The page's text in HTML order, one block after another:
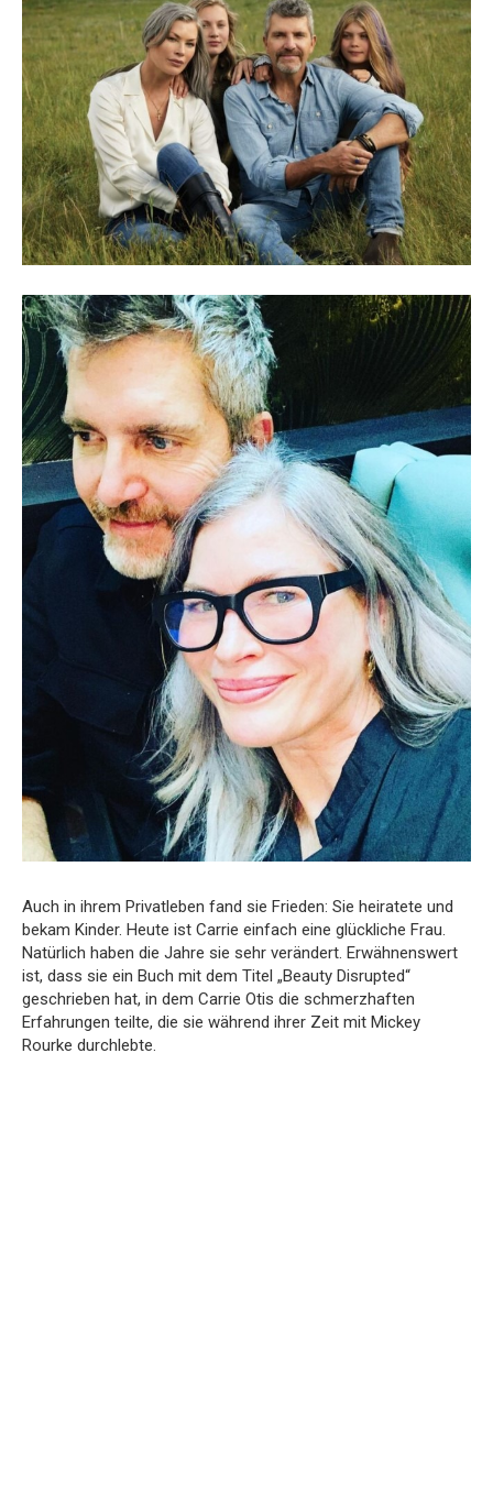
Auch in ihrem Privatleben fand sie Frieden: Sie heiratete und
bekam Kinder. Heute ist Carrie einfach eine glückliche Frau.
Natürlich haben die Jahre sie sehr verändert. Erwähnenswert
ist, dass sie ein Buch mit dem Titel „Beauty Disrupted“
geschrieben hat, in dem Carrie Otis die schmerzhaften
Erfahrungen teilte, die sie während ihrer Zeit mit Mickey
Rourke durchlebte.